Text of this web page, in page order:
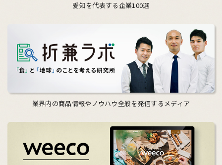
愛知を代表する企業100選
業界内の商品情報やノウハウ全般を発信するメディア